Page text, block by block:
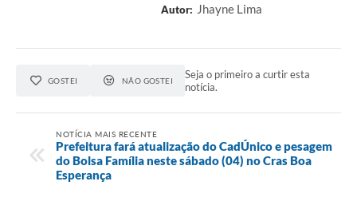
Autor: Jhayne Lima
GOSTEI NÃO GOSTEI
Seja o primeiro a curtir esta
notícia.
NOTÍCIA MAIS RECENTE
Prefeitura fará atualização do CadÚnico e pesagem
do Bolsa Família neste sábado (04) no Cras Boa
Esperança